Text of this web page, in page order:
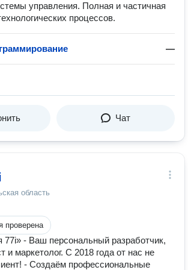
управления. Полная и частичная
процессов.
—
Чат
область
проверена
77i» - Ваш персональный разработчик,
и маркетолог. С 2018 года от нас не
- Создаём профессиональные